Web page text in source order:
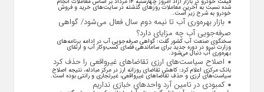
شده نسبت به آخرین معاملات روز‌های گذشته در سایت‌های خرید و فروش
خودرو به شرح زیر است.
بازار بهره‌وری آب تا نیمه دوم سال فعال می‌شود/ گواهی
صرفه‌جویی آب چه مزایای دارد؟
سخنگوی صنعت آب کشور گفت: گواهی صرفه‌جویی آب در ادامه برنامه‌های
وزارت نیرو در دوره جدید برای ساماندهی فضای کسب‌وکار آب و ارتقای
بهره‌وری آب دنبال می‌شود.
اصلاح سیاست‌های ارزی تقاضاهای غیرواقعی را حذف کرد
بانک مرکزی اعلام کرد: کاهش تقاضای روزانه ارز در مرکز مبادله، نتیجه اصلاح
سیاست‌های ارزی و حذف تقاضا‌های غیرواقعی، غیرتجاری و رانتی بوده است.
کمبودی در تامین آرد واحد‌های خبازی نداریم